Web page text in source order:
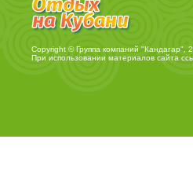
Copyright © Группа компаний "Кандагар",
При использовании материалов сайта